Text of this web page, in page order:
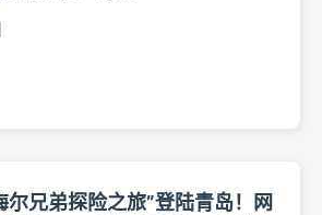
尔兄弟探险之旅”登陆青岛！网